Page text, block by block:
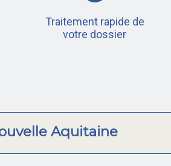
Traitement rapide de
votre dossier
Aquitaine